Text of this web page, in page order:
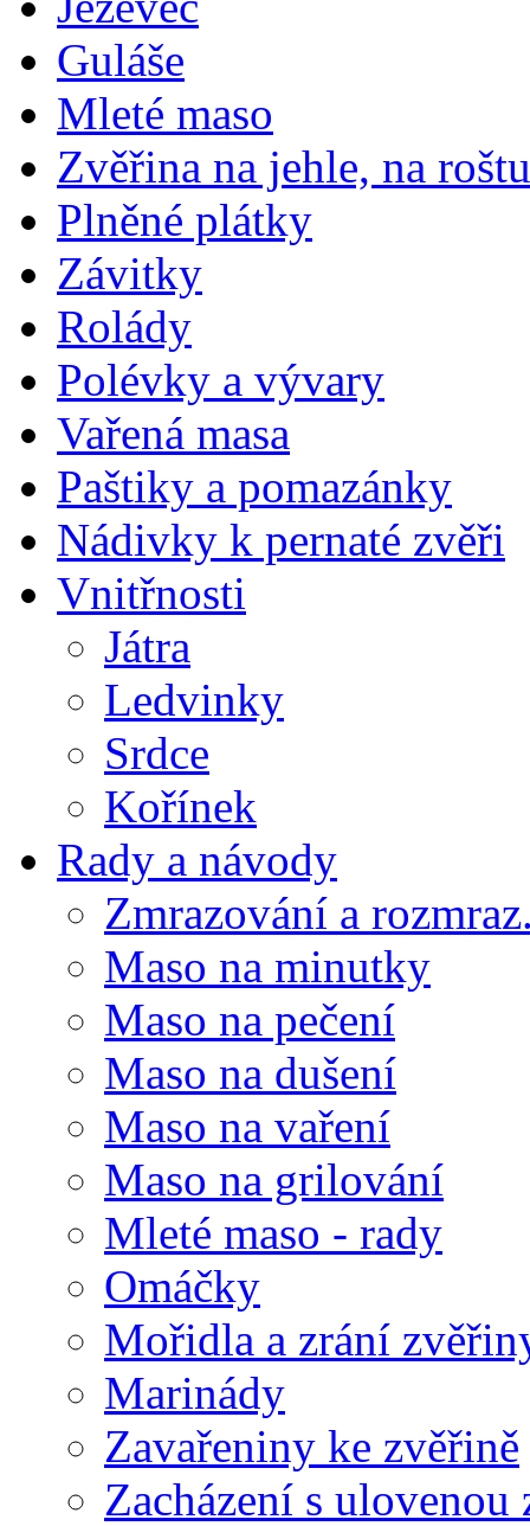
Guláše
Mleté maso
Zvěřina na jehle, na roštu
Plněné plátky
Závitky
Rolády
Polévky a vývary
Vařená masa
Paštiky a pomazánky
Nádivky k pernaté zvěři
Vnitřnosti
Játra
Ledvinky
Srdce
Kořínek
Rady a návody
Zmrazování a
Maso na minutky
Maso na pečení
Maso na dušení
Maso na vaření
Maso na grilování
Mleté maso - rady
Omáčky
Mořidla a zrání
Marinády
Zavařeniny ke zvěřině
Zacházení s ulovenou